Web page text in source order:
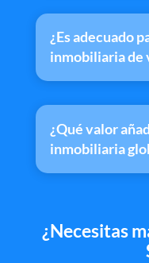
¿Es adecuado
inmobiliaria de
¿Qué valor
inmobiliaria
¿Necesitas